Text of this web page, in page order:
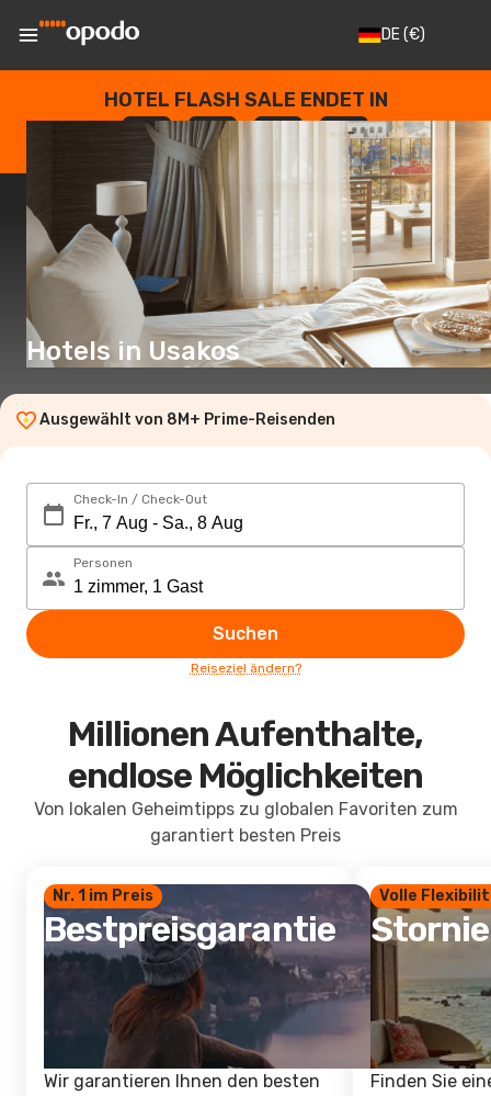
DE(€)
HOTEL FLASH SALE ENDET IN
--
TAGE
: --
STUNDEN
: --
SEKUNDEN
Hotels in Usakos
Ausgewählt von 8M+ Prime-Reisenden
Check-In / Check-Out
Personen
Suchen
Reiseziel ändern?
Millionen Aufenthalte,
endlose Möglichkeiten
Von lokalen Geheimtipps zu globalen Favoriten zum
garantiert besten Preis
Nr. 1 im Preis
Bestpreisgarantie
Wir garantieren Ihnen den besten
Volle
Finden Sie